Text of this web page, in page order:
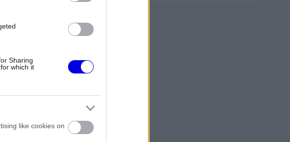
Sharing
which it
like cookies on